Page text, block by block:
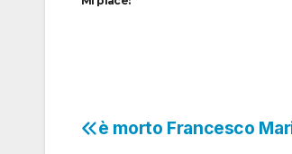
Navigazione
è morto Francesco